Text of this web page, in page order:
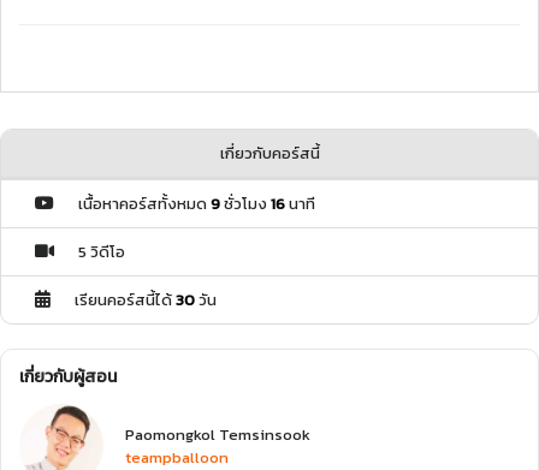
เกี่ยวกับคอร์สนี้
เนื้อหาคอร์สทั้งหมด9ชั่วโมง 16นาที
5 วิดีโอ
เรียนคอร์สนี้ได้30วัน
เกี่ยวกับผู้สอน
Paomongkol Temsinsook
teampballoon